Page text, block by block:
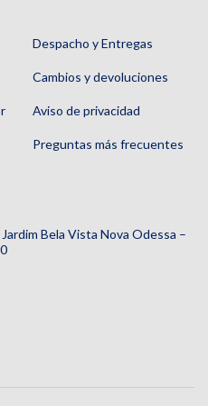
Despacho y Entregas
Cambios y devoluciones
Aviso de privacidad
Preguntas más frecuentes
Bela Vista Nova Odessa –